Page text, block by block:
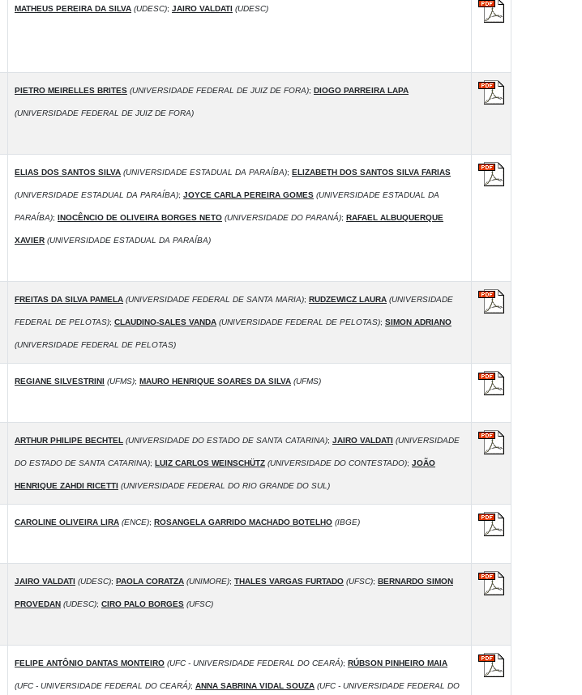
MATHEUS PEREIRA DA SILVA (UDESC); JAIRO VALDATI (UDESC)
PIETRO MEIRELLES BRITES (UNIVERSIDADE FEDERAL DE JUIZ DE FORA); DIOGO PARREIRA LAPA
(UNIVERSIDADE FEDERAL DE JUIZ DE FORA)
ELIAS DOS SANTOS SILVA (UNIVERSIDADE ESTADUAL DA PARAÍBA); ELIZABETH DOS SANTOS SILVA FARIAS
(UNIVERSIDADE ESTADUAL DA PARAÍBA); JOYCE CARLA PEREIRA GOMES (UNIVERSIDADE ESTADUAL DA
PARAÍBA); INOCÊNCIO DE OLIVEIRA BORGES NETO (UNIVERSIDADE DO PARANÁ); RAFAEL ALBUQUERQUE
XAVIER (UNIVERSIDADE ESTADUAL DA PARAÍBA)
FREITAS DA SILVA PAMELA (UNIVERSIDADE FEDERAL DE SANTA MARIA); RUDZEWICZ LAURA (UNIVERSIDADE
FEDERAL DE PELOTAS); CLAUDINO-SALES VANDA (UNIVERSIDADE FEDERAL DE PELOTAS); SIMON ADRIANO
(UNIVERSIDADE FEDERAL DE PELOTAS)
REGIANE SILVESTRINI (UFMS); MAURO HENRIQUE SOARES DA SILVA (UFMS)
ARTHUR PHILIPE BECHTEL (UNIVERSIDADE DO ESTADO DE SANTA CATARINA); JAIRO VALDATI (UNIVERSIDADE
DO ESTADO DE SANTA CATARINA); LUIZ CARLOS WEINSCHÜTZ (UNIVERSIDADE DO CONTESTADO); JOÃO
HENRIQUE ZAHDI RICETTI (UNIVERSIDADE FEDERAL DO RIO GRANDE DO SUL)
CAROLINE OLIVEIRA LIRA (ENCE); ROSANGELA GARRIDO MACHADO BOTELHO (IBGE)
JAIRO VALDATI (UDESC); PAOLA CORATZA (UNIMORE); THALES VARGAS FURTADO (UFSC); BERNARDO SIMON
PROVEDAN (UDESC); CIRO PALO BORGES (UFSC)
FELIPE ANTÔNIO DANTAS MONTEIRO (UFC - UNIVERSIDADE FEDERAL DO CEARÁ); RÚBSON PINHEIRO MAIA
(UFC - UNIVERSIDADE FEDERAL DO CEARÁ); ANNA SABRINA VIDAL SOUZA (UFC - UNIVERSIDADE FEDERAL DO